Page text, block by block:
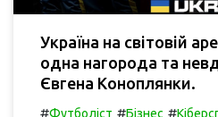
Україна на світовій
одна нагорода та
Євгена Коноплянки.
#Футболіст #Бізнес #